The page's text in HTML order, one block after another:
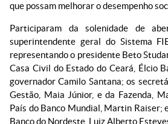
que possam melhorar o desempenho
Participaram da solenidade de
superintendente geral do Sistema
representando o presidente Beto
Casa Civil do Estado do Ceará, Élcio
governador Camilo Santana; os
Gestão, Maia Júnior, e da Fazenda,
País do Banco Mundial, Martin Raiser;
Banco do Nordeste, Luiz Alberto